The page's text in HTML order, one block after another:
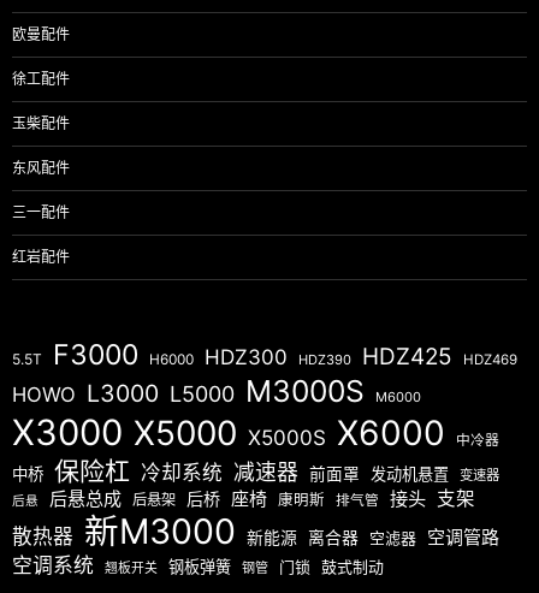
欧曼配件
徐工配件
玉柴配件
东风配件
三一配件
红岩配件
5.5T F3000 H6000 HDZ300 HDZ390 HDZ425 HDZ469
HOWO L3000 L5000 M3000S M6000
X3000 X5000 X5000S X6000 中冷器
中桥 保险杠 冷却系统 减速器 前面罩 发动机悬置 变速器
后悬 后悬总成 后悬架 后桥 座椅 康明斯 排气管 接头 支架
散热器 新M3000 新能源 离合器 空滤器 空调管路
空调系统 翘板开关 钢板弹簧 钢管 门锁 鼓式制动